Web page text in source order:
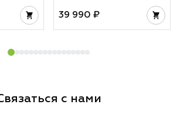
39 990 ₽
с нами